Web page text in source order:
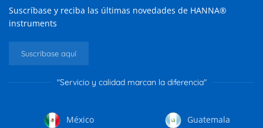
Suscríbase y reciba las últimas novedades de HANNA®
instruments
Suscríbase aquí
"Servicio y calidad marcan la diferencia"
México Guatemala